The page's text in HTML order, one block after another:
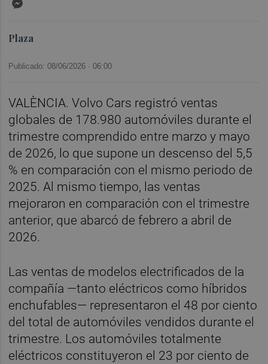
Plaza
Publicado: 08/06/2026 ·06:00
VALÈNCIA. Volvo Cars registró ventas
globales de 178.980 automóviles durante el
trimestre comprendido entre marzo y mayo
de 2026, lo que supone un descenso del 5,5
% en comparación con el mismo periodo de
2025. Al mismo tiempo, las ventas
mejoraron en comparación con el trimestre
anterior, que abarcó de febrero a abril de
2026.
Las ventas de modelos electrificados de la
compañía —tanto eléctricos como híbridos
enchufables— representaron el 48 por ciento
del total de automóviles vendidos durante el
trimestre. Los automóviles totalmente
eléctricos constituyeron el 23 por ciento de